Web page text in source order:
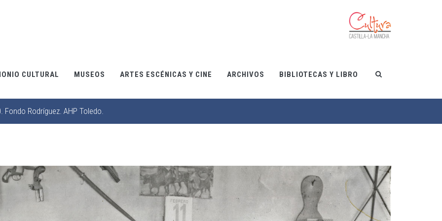
CULTURAL MUSEOS ARTES ESCÉNICAS Y CINE ARCHIVOS BIBLIOTECAS Y LIBRO
Fondo Rodríguez. AHP Toledo.